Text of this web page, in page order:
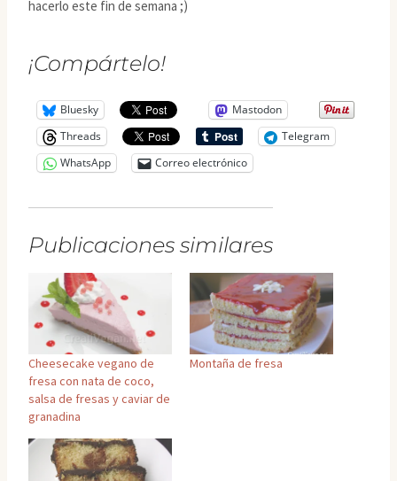
hacerlo este fin de semana ;)
¡Compártelo!
Bluesky
Mastodon
Threads
Telegram
WhatsApp
Correo electrónico
Publicaciones similares
Cheesecake vegano de
fresa con nata de coco,
salsa de fresas y caviar de
granadina
Montaña de fresa